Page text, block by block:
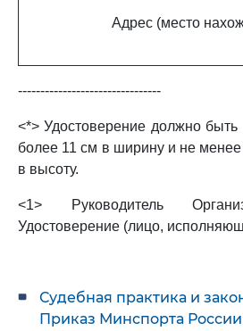
Адрес (место
--------------------------------
<*> Удостоверение должно
более 11 см в ширину и не
в высоту.
<1> Руководитель
Удостоверение (лицо,
Судебная практика и
Приказ Минспорта России